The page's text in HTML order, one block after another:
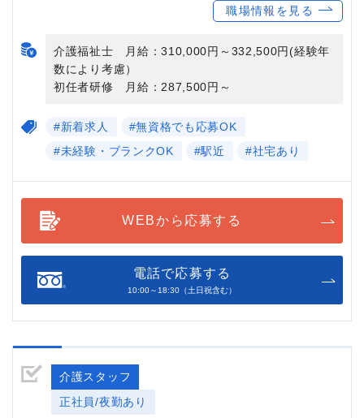
職場情報を見る
介護福祉士 月給：310,000円～332,500円(経験年
数により考慮）
初任者研修 月給：287,500円～
#新着求人
#無資格でも応募OK
#未経験・ブランクOK
#駅近 #社宅あり
WEBから応募する
電話で応募する
10:00～18:30（土日祝含む）
介護スタッフ
正社員/夜勤あり